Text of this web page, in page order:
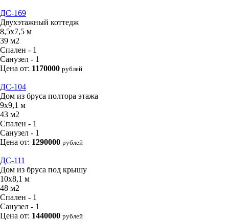
ДС-169
Двухэтажный коттедж
8,5х7,5 м
39 м2
Спален - 1
Санузел - 1
Цена от: 1170000 рублей
ДС-104
Дом из бруса полтора этажа
9х9,1 м
43 м2
Спален - 1
Санузел - 1
Цена от: 1290000 рублей
ДС-111
Дом из бруса под крышу
10х8,1 м
48 м2
Спален - 1
Санузел - 1
Цена от: 1440000 рублей